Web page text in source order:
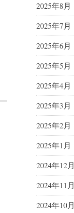
2025年8月
2025年7月
2025年6月
2025年5月
2025年4月
2025年3月
2025年2月
2025年1月
2024年12月
2024年11月
2024年10月